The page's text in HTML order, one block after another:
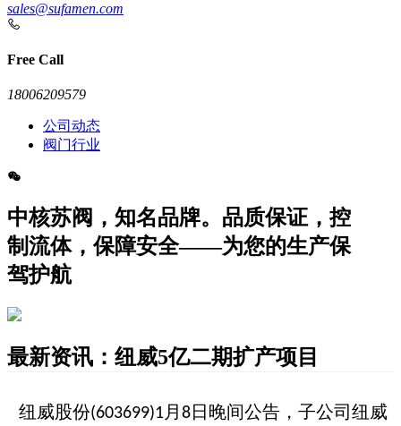
sales@sufamen.com
Free Call
18006209579
公司动态
阀门行业
中核苏阀，知名品牌。品质保证，控
制流体，保障安全——为您的生产保
驾护航
最新资讯：纽威5亿二期扩产项目
纽威股份(603699)1 月 8日晚间公告，子公司纽威